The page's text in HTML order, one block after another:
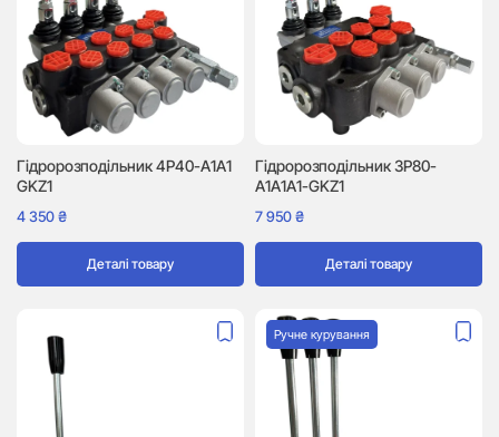
Гідророзподільник 4P40-A1A1
GKZ1
4 350₴
Деталі товару
Гідророзподільник 3P80-
A1A1A1-GKZ1
7 950₴
Деталі товару
Ручне курування